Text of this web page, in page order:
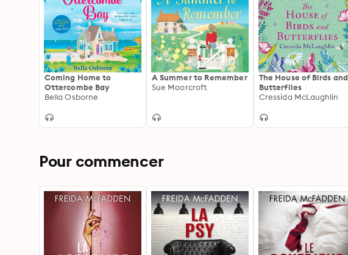
Coming Home to
Ottercombe Bay
Bella Osborne
A Summer to Remember
Sue Moorcroft
The House of Birds and
Butterflies
Cressida McLaughlin
Pour commencer